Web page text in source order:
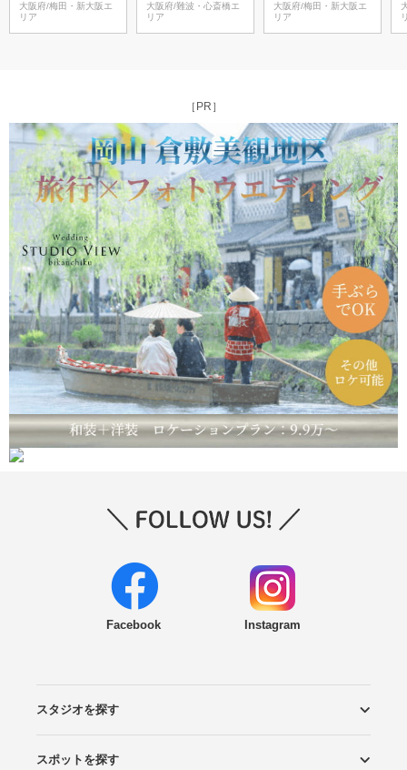
大阪府/梅田・新大阪エ
リア
大阪府/難波・心斎橋エ
リア
大阪府/梅田・新大阪エ
リア
［PR］
Facebook Instagram
スタジオを探す
エリアから探す
こだわりから探す
NEW PHOTO STYLE
プランから探す
フォトタイプ診断
フォトグラファーから探す
国内リゾートから探す
スポットを探す